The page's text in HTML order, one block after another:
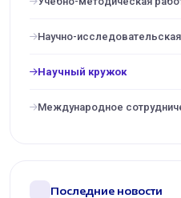
Научно-
Научный кружок
Международное
Последние новости